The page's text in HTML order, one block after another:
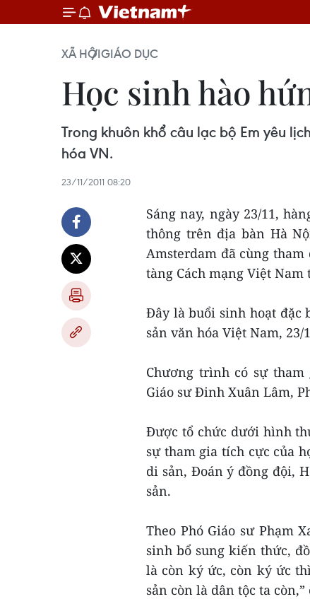
XÃ HỘIGIÁO DỤC
Học sinh hào
Trong khuôn khổ câu lạc bộ Em yêu
hóa VN.
23/11/2011 08:20
Sáng nay, ngày 23/11,
thông trên địa bàn Hà
Amsterdam đã cùng tham
tàng Cách mạng Việt Nam
Đây là buổi sinh hoạt đặc
sản văn hóa Việt Nam, 23/
Chương trình có sự
Giáo sư Đinh Xuân Lâm,
Được tổ chức dưới hình
sự tham gia tích cực của
di sản, Đoán ý đồng đội,
sản.
Theo Phó Giáo sư Phạm
sinh bổ sung kiến thức,
là còn ký ức, còn ký ức
sản còn là dân tộc ta